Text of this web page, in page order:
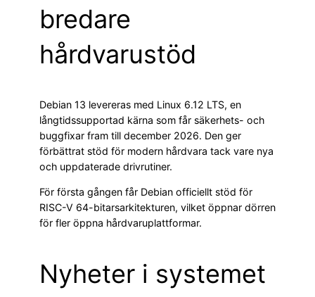
bredare
hårdvarustöd
Debian 13 levereras med Linux 6.12 LTS, en
långtidssupportad kärna som får säkerhets- och
buggfixar fram till december 2026. Den ger
förbättrat stöd för modern hårdvara tack vare nya
och uppdaterade drivrutiner.
För första gången får Debian officiellt stöd för
RISC-V 64-bitarsarkitekturen, vilket öppnar dörren
för fler öppna hårdvaruplattformar.
Nyheter i systemet